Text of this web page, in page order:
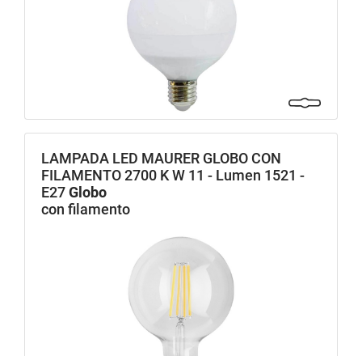
LAMPADA LED MAURER GLOBO CON
FILAMENTO 2700 K W 11 - Lumen 1521 -
E27Globo
con filamento